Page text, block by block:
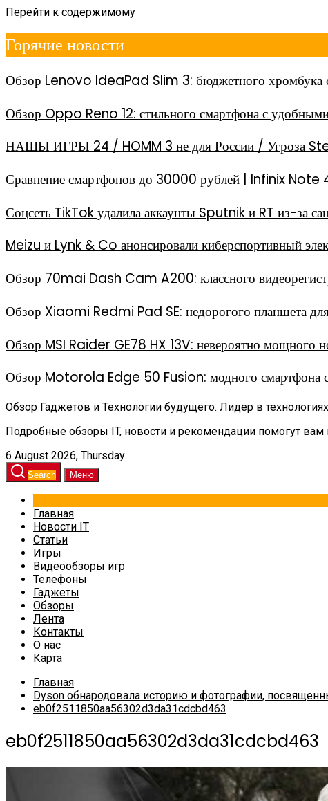
Перейти к содержимому
Горячие новости
Обзор Lenovo IdeaPad Slim 3: бюджетного
Обзор Oppo Reno 12: стильного смартфона с
НАШЫ ИГРЫ 24 / HOMM 3 не для России / Угроза
Сравнение смартфонов до 30000 рублей | Infinix
Соцсеть TikTok удалила аккаунты Sputnik и RT из-за
Meizu и Lynk & Co анонсировали киберспортивный
Обзор 70mai Dash Cam A200: классного
Обзор Xiaomi Redmi Pad SE: недорогого планшета
Обзор MSI Raider GE78 HX 13V: невероятно мощного
Обзор Motorola Edge 50 Fusion: модного смартфона
Обзор Гаджетов и Технологии будущего. Лидер в технологиях
Подробные обзоры IT, новости и рекомендации помогут
6 August 2026, Thursday
Search Меню
Главная
Новости IT
Статьи
Игры
Видеообзоры игр
Телефоны
Гаджеты
Обзоры
Лента
Контакты
О нас
Карта
Главная
Dyson обнародовала историю и фотографии,
eb0f2511850aa56302d3da31cdcbd463
eb0f2511850aa56302d3da31cdcbd463